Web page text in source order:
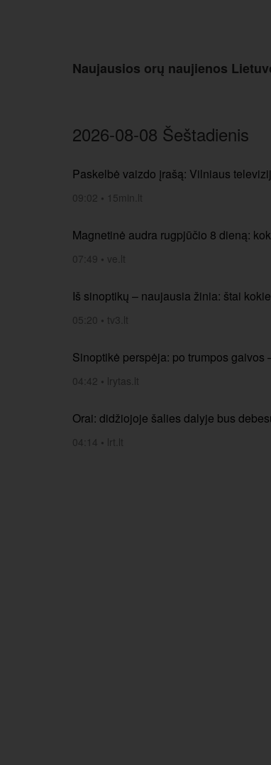
Naujausios orų naujienos
2026-08-08 Šeštadienis
Paskelbė vaizdo įrašą: Vilniaus
09:02 • 15min.lt
Magnetinė audra rugpjūčio 8 dieną:
07:49 • ve.lt
Iš sinoptikų – naujausia žinia: štai
05:20 • tv3.lt
Sinoptikė perspėja: po trumpos gaivos
04:42 • lrytas.lt
Orai: didžiojoje šalies dalyje bus
04:14 • lrt.lt